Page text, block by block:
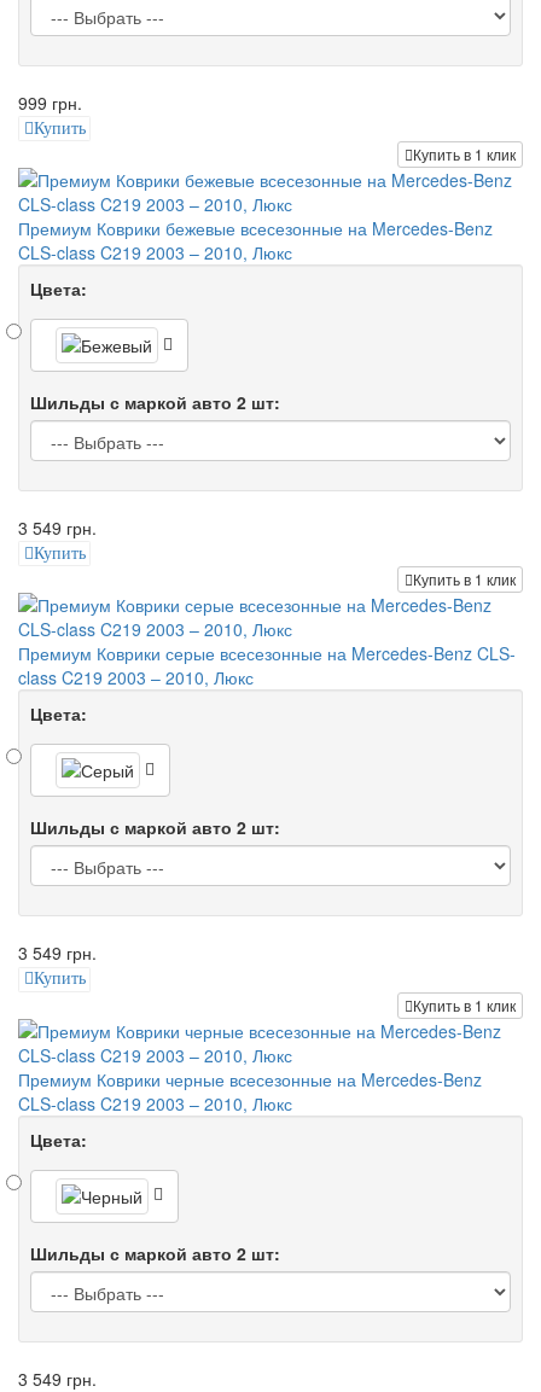
999 грн.
Купить
Купить в 1 клик
Премиум Коврики бежевые всесезонные на Mercedes-Benz
CLS-class C219 2003 – 2010, Люкс
Цвета:
Шильды с маркой авто 2 шт:
3 549 грн.
Купить
Купить в 1 клик
Премиум Коврики серые всесезонные на Mercedes-Benz CLS-
class C219 2003 – 2010, Люкс
Цвета:
Шильды с маркой авто 2 шт:
3 549 грн.
Купить
Купить в 1 клик
Премиум Коврики черные всесезонные на Mercedes-Benz
CLS-class C219 2003 – 2010, Люкс
Цвета:
Шильды с маркой авто 2 шт:
3 549 грн.